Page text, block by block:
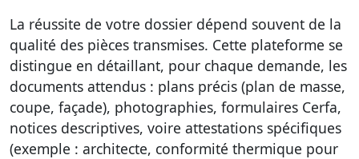
La réussite de votre dossier dépend souvent de la
qualité des pièces transmises. Cette plateforme se
distingue en détaillant, pour chaque demande, les
documents attendus : plans précis (plan de masse,
coupe, façade), photographies, formulaires Cerfa,
notices descriptives, voire attestations spécifiques
(exemple : architecte, conformité thermique pour